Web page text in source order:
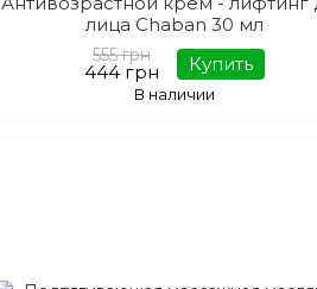
лица Chaban 30 мл
555 грн
444 грн Купить
В наличии